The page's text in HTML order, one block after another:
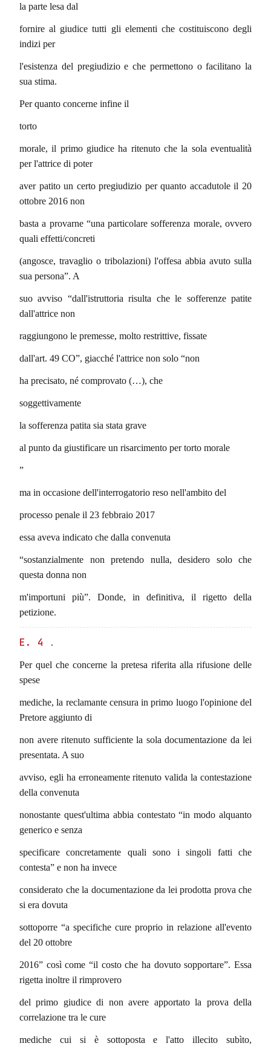
la parte lesa dal
fornire al giudice tutti gli elementi che costituiscono degli
indizi per
l'esistenza del pregiudizio e che permettono o facilitano la
sua stima.
Per quanto concerne infine il
torto
morale, il primo giudice ha ritenuto che la sola eventualità
per l'attrice di poter
aver patito un certo pregiudizio per quanto accadutole il 20
ottobre 2016 non
basta a provarne “una particolare sofferenza morale, ovvero
quali effetti/concreti
(angosce, travaglio o tribolazioni) l'offesa abbia avuto sulla
sua persona”. A
suo avviso “dall'istruttoria risulta che le sofferenze patite
dall'attrice non
raggiungono le premesse, molto restrittive, fissate
dall'art. 49 CO”, giacché l'attrice non solo “non
ha precisato, né comprovato (…), che
soggettivamente
la sofferenza patita sia stata grave
al punto da giustificare un risarcimento per torto morale
”
ma in occasione dell'interrogatorio reso nell'ambito del
processo penale il 23 febbraio 2017
essa aveva indicato che dalla convenuta
“sostanzialmente non pretendo nulla, desidero solo che
questa donna non
m'importuni più”. Donde, in definitiva, il rigetto della
petizione.
E. 4 .
Per quel che concerne la pretesa riferita alla rifusione delle
spese
mediche, la reclamante censura in primo luogo l'opinione del
Pretore aggiunto di
non avere ritenuto sufficiente la sola documentazione da lei
presentata. A suo
avviso, egli ha erroneamente ritenuto valida la contestazione
della convenuta
nonostante quest'ultima abbia contestato “in modo alquanto
generico e senza
specificare concretamente quali sono i singoli fatti che
contesta” e non ha invece
considerato che la documentazione da lei prodotta prova che
si era dovuta
sottoporre “a specifiche cure proprio in relazione all'evento
del 20 ottobre
2016” così come “il costo che ha dovuto sopportare”. Essa
rigetta inoltre il rimprovero
del primo giudice di non avere apportato la prova della
correlazione tra le cure
mediche cui si è sottoposta e l'atto illecito subìto,